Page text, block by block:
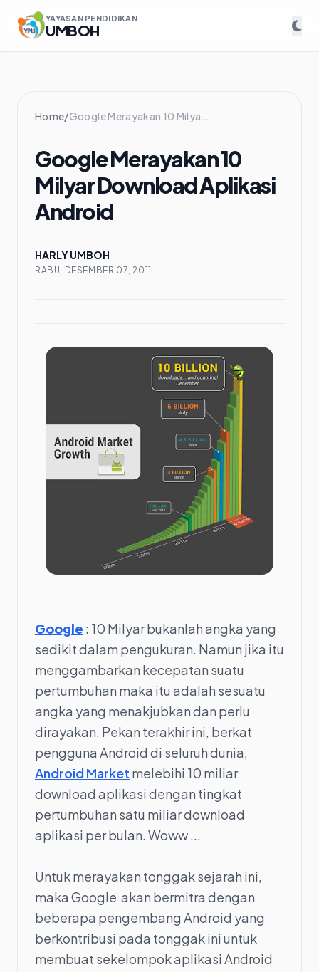
YAYASAN PENDIDIKAN
UMBOH
Home/ Google Merayakan 10 Milyar Download Aplikasi Android
Google Merayakan 10
Milyar Download Aplikasi
Android
HARLY UMBOH
RABU, DESEMBER 07, 2011
Google : 10 Milyar bukanlah angka yang
sedikit dalam pengukuran. Namun jika itu
menggambarkan kecepatan suatu
pertumbuhan maka itu adalah sesuatu
angka yang menakjubkan dan perlu
dirayakan. Pekan terakhir ini, berkat
pengguna Android di seluruh dunia,
Android Market melebihi 10 miliar
download aplikasi dengan tingkat
pertumbuhan satu miliar download
aplikasi per bulan. Woww ...
Untuk merayakan tonggak sejarah ini,
maka Google akan bermitra dengan
beberapa pengembang Android yang
berkontribusi pada tonggak ini untuk
membuat sekelompok aplikasi Android